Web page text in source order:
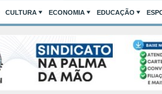
CULTURA ECONOMIA EDUCAÇÃO